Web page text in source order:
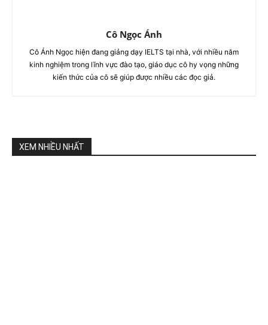
Cô Ngọc Ánh
Cô Ánh Ngọc hiện đang giảng dạy IELTS tại nhà, với nhiều năm
kinh nghiệm trong lĩnh vực đào tạo, giáo dục cô hy vọng những
kiến thức của cô sẽ giúp được nhiều các đọc giả.
XEM NHIỀU NHẤT